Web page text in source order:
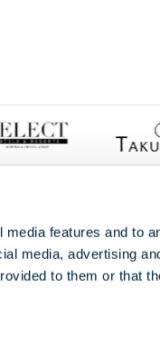
features and to
media, advertising
to them or that